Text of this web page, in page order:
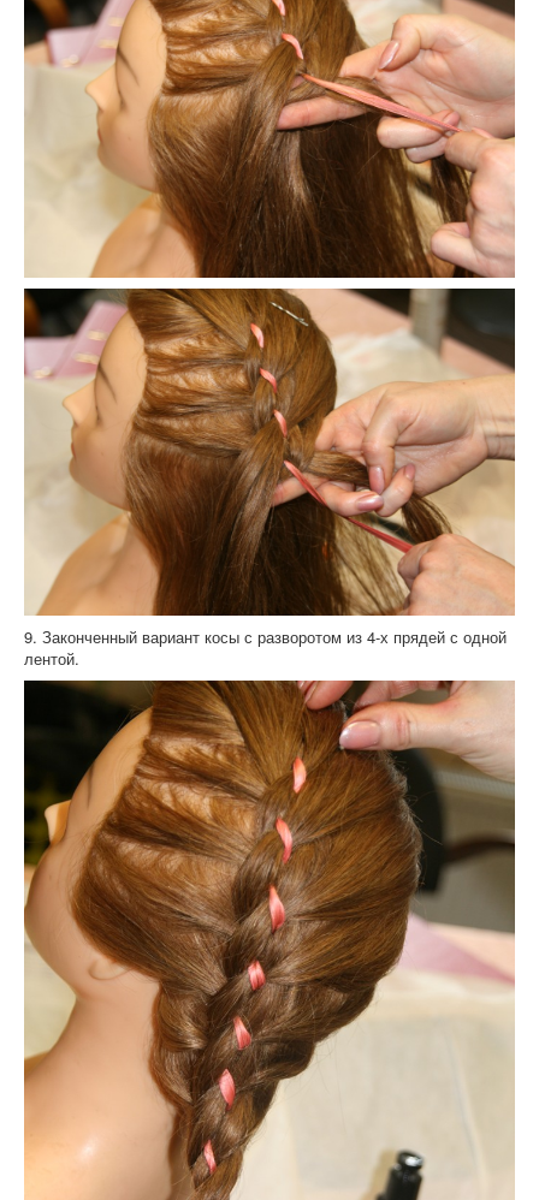
9. Законченный вариант косы с разворотом из 4-х прядей с одной
лентой.